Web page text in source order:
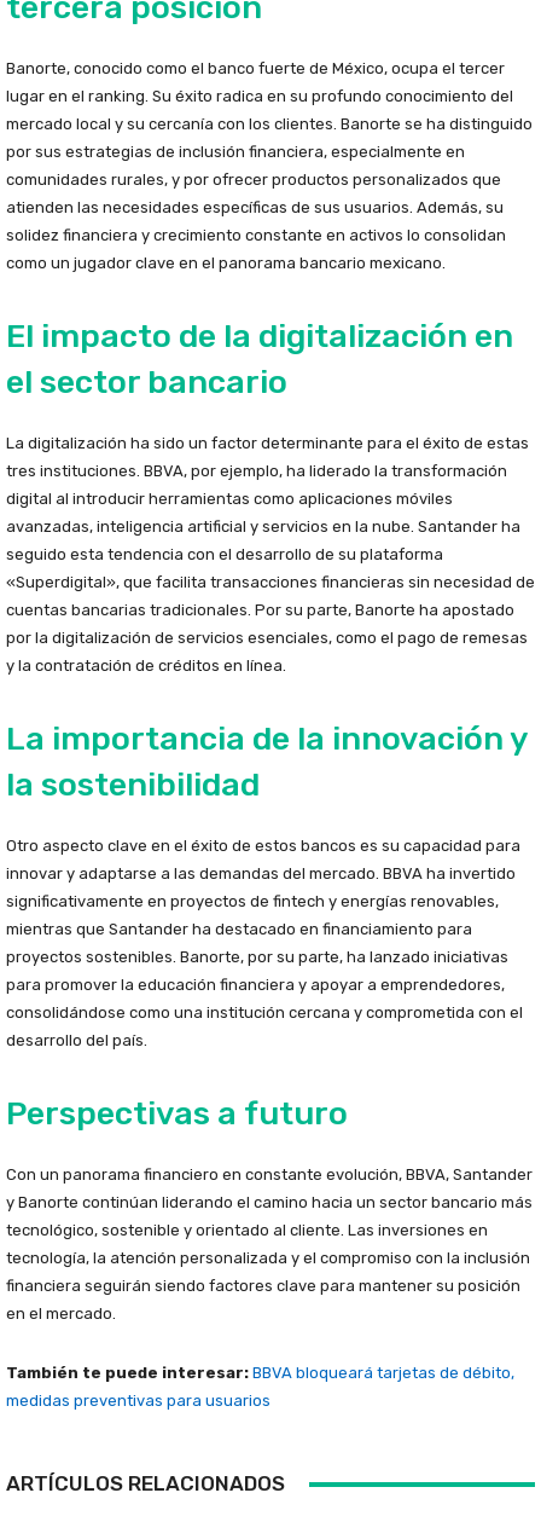
Banorte, conocido como el banco fuerte de México, ocupa el tercer
lugar en el ranking. Su éxito radica en su profundo conocimiento del
mercado local y su cercanía con los clientes. Banorte se ha distinguido
por sus estrategias de inclusión financiera, especialmente en
comunidades rurales, y por ofrecer productos personalizados que
atienden las necesidades específicas de sus usuarios. Además, su
solidez financiera y crecimiento constante en activos lo consolidan
como un jugador clave en el panorama bancario mexicano.
El impacto de la digitalización en
el sector bancario
La digitalización ha sido un factor determinante para el éxito de estas
tres instituciones. BBVA, por ejemplo, ha liderado la transformación
digital al introducir herramientas como aplicaciones móviles
avanzadas, inteligencia artificial y servicios en la nube. Santander ha
seguido esta tendencia con el desarrollo de su plataforma
«Superdigital», que facilita transacciones financieras sin necesidad de
cuentas bancarias tradicionales. Por su parte, Banorte ha apostado
por la digitalización de servicios esenciales, como el pago de remesas
y la contratación de créditos en línea.
La importancia de la innovación y
la sostenibilidad
Otro aspecto clave en el éxito de estos bancos es su capacidad para
innovar y adaptarse a las demandas del mercado. BBVA ha invertido
significativamente en proyectos de fintech y energías renovables,
mientras que Santander ha destacado en financiamiento para
proyectos sostenibles. Banorte, por su parte, ha lanzado iniciativas
para promover la educación financiera y apoyar a emprendedores,
consolidándose como una institución cercana y comprometida con el
desarrollo del país.
Perspectivas a futuro
Con un panorama financiero en constante evolución, BBVA, Santander
y Banorte continúan liderando el camino hacia un sector bancario más
tecnológico, sostenible y orientado al cliente. Las inversiones en
tecnología, la atención personalizada y el compromiso con la inclusión
financiera seguirán siendo factores clave para mantener su posición
en el mercado.
También te puede interesar: BBVA bloqueará tarjetas de débito,
medidas preventivas para usuarios
ARTÍCULOS RELACIONADOS